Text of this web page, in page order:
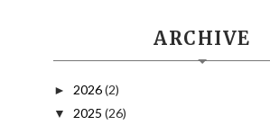
ARCHIVE
► 2026(2)
▼ 2025 (26)